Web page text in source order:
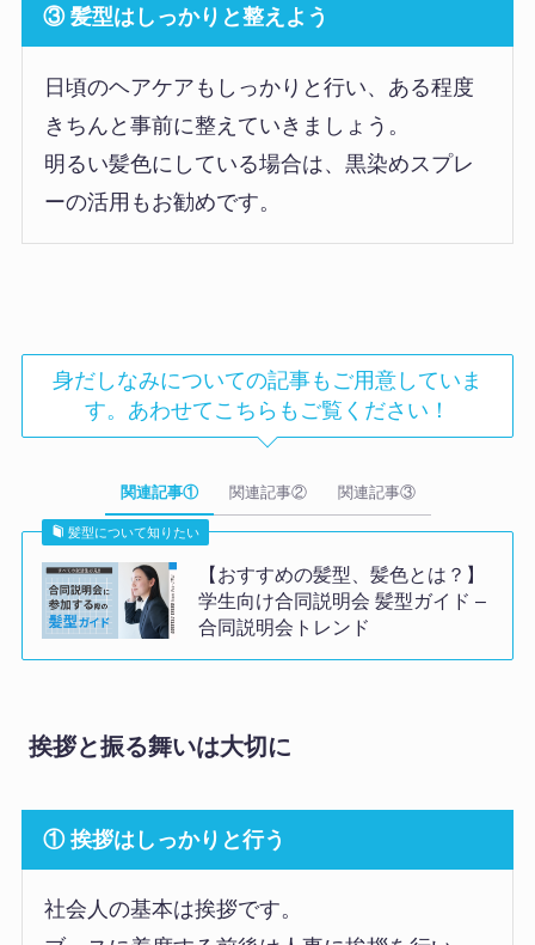
③ 髪型はしっかりと整えよう
日頃のヘアケアもしっかりと行い、ある程度
きちんと事前に整えていきましょう。
明るい髪色にしている場合は、黒染めスプレ
ーの活用もお勧めです。
身だしなみについての記事もご用意していま
す。あわせてこちらもご覧ください！
関連記事① 関連記事② 関連記事③
髪型について知りたい
【おすすめの髪型、髪色とは？】
学生向け合同説明会 髪型ガイド –
合同説明会トレンド
挨拶と振る舞いは大切に
① 挨拶はしっかりと行う
社会人の基本は挨拶です。